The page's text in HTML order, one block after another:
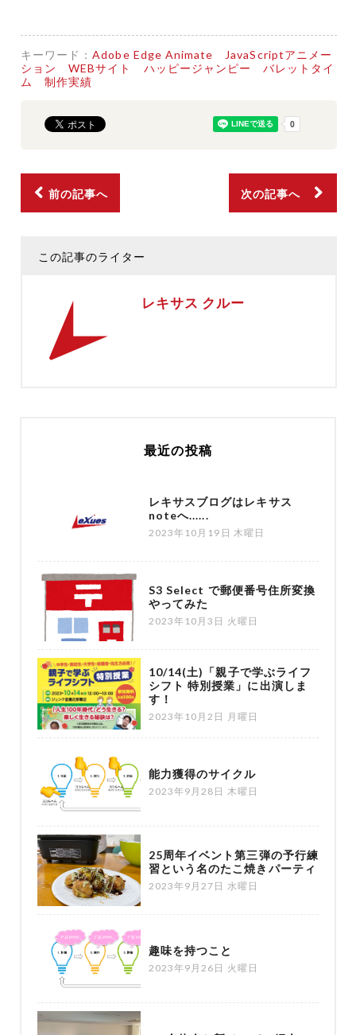
キーワード：Adobe Edge Animate
JavaScriptアニメー
ション
WEBサイト ハッピージャンピー
バレットタイ
ム
制作実績
前の記事へ 次の記事へ
この記事のライター
レキサス クルー
最近の投稿
レキサスブログはレキサス
noteへ......
2023年10月19日 木曜日
S3 Select で郵便番号住所変換
やってみた
2023年10月3日 火曜日
10/14(土)「親子で学ぶライフ
シフト 特別授業」に出演しま
す！
2023年10月2日 月曜日
能力獲得のサイクル
2023年9月28日 木曜日
25周年イベント第三弾の予行練
習という名のたこ焼きパーティ
2023年9月27日 水曜日
趣味を持つこと
2023年9月26日 火曜日